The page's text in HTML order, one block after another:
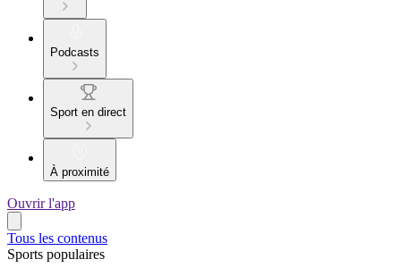
Podcasts
Sport en direct
À proximité
Ouvrir l'app
Tous les contenus
Sports populaires